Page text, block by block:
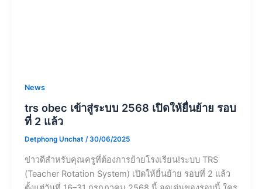
กำลังวางแผนกลับบ้านหรือมองหาโรงเรียนใหม่ อย่าพลาด
โอกาสนี้นะคะเตรียมเอกสารให้พร้อม แล้วคลิกยื่นผ่าน
ระบบ TRS ได้เลย!
News